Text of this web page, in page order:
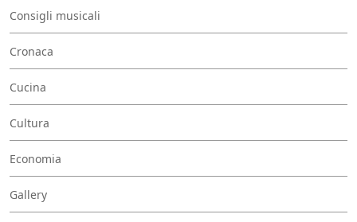
Consigli musicali
Cronaca
Cucina
Cultura
Economia
Gallery